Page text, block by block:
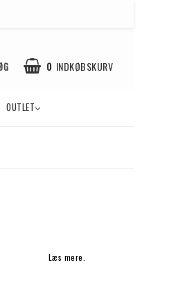
0 INDKØBSKURV
OUTLET
Læs mere.